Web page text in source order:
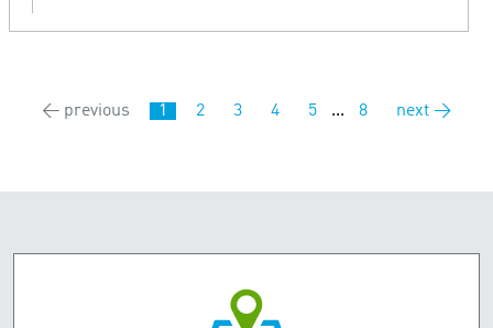
← previous 1 2 3 4 5 ... 8 next →